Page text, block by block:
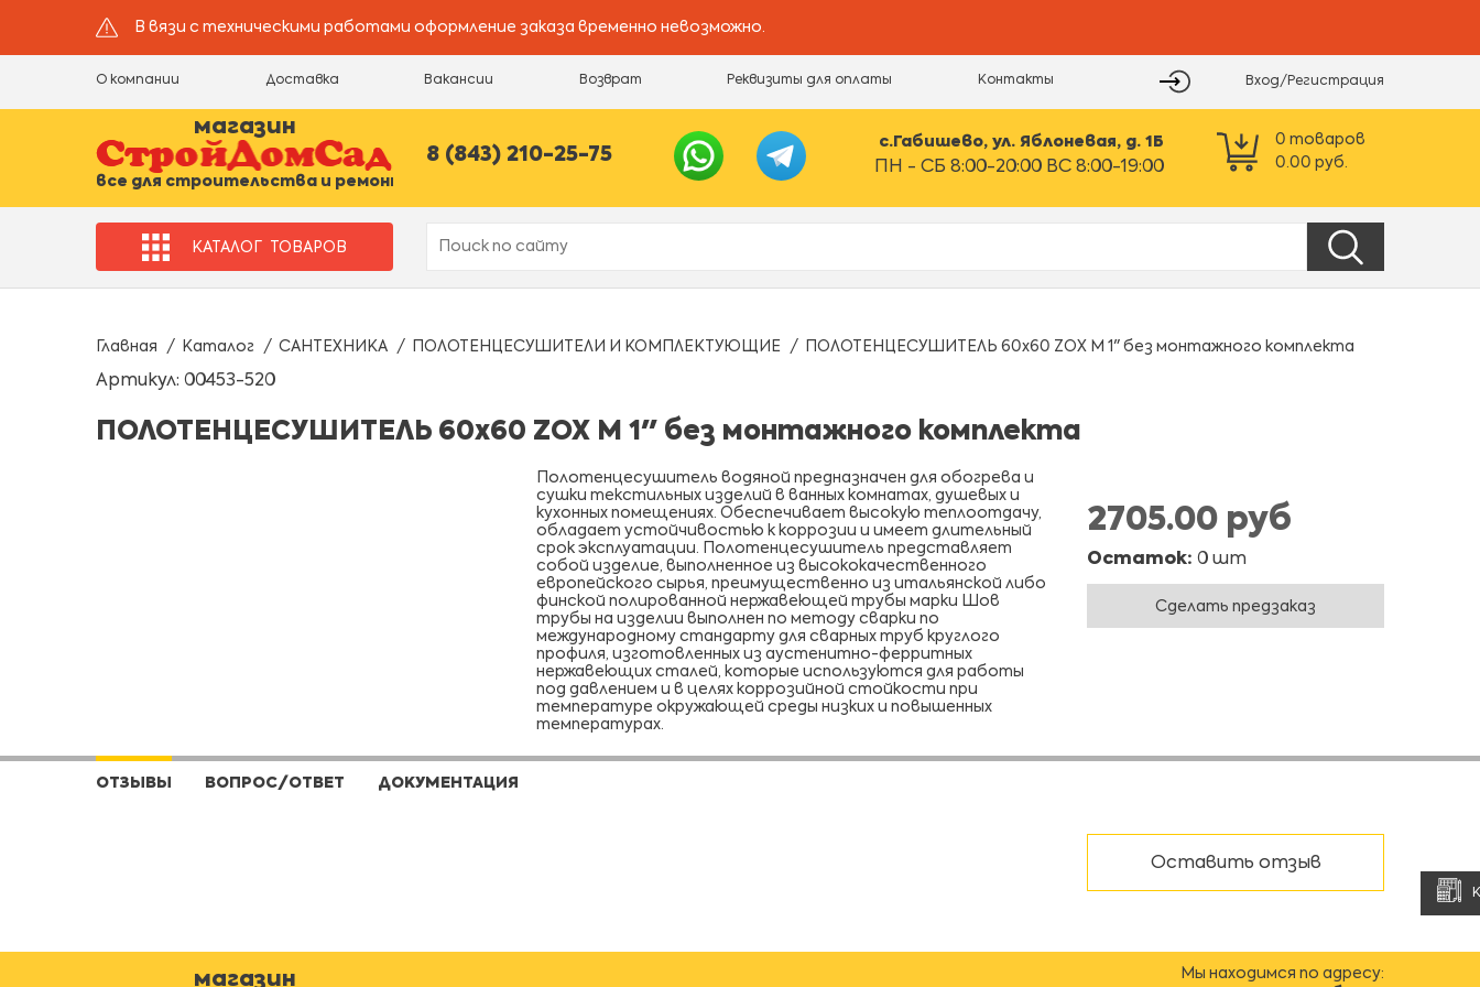
В вязи с техническими работами оформление заказа временно невозможно.
О компании Доставка Вакансии Возврат Реквизиты для оплаты Контакты Вход/Регистрация
магазин
все для строительства и ремонта
8 (843) 210-25-75
с.Габишево, ул. Яблоневая, д. 1Б
ПН - СБ 8:00-20:00 ВС 8:00-19:00
0 товаров
0.00 руб.
КАТАЛОГ ТОВАРОВ
Главная Каталог САНТЕХНИКА ПОЛОТЕНЦЕСУШИТЕЛИ И КОМПЛЕКТУЮЩИЕ ПОЛОТЕНЦЕСУШИТЕЛЬ 60х60 ZOX M 1" без монтажного комплекта
Артикул: 00453-520
ПОЛОТЕНЦЕСУШИТЕЛЬ 60х60 ZOX M 1" без монтажного комплекта
Полотенцесушитель водяной предназначен для обогрева и
сушки текстильных изделий в ванных комнатах, душевых и
кухонных помещениях. Обеспечивает высокую теплоотдачу,
обладает устойчивостью к коррозии и имеет длительный
срок эксплуатации. Полотенцесушитель представляет
собой изделие, выполненное из высококачественного
европейского сырья, преимущественно из итальянской либо
финской полированной нержавеющей трубы марки Шов
трубы на изделии выполнен по методу сварки по
международному стандарту для сварных труб круглого
профиля, изготовленных из аустенитно-ферритных
нержавеющих сталей, которые используются для работы
под давлением и в целях коррозийной стойкости при
температуре окружающей среды низких и повышенных
температурах.
2705.00 руб
Остаток: 0 шт
Сделать предзаказ
ОТЗЫВЫ ВОПРОС/ОТВЕТ ДОКУМЕНТАЦИЯ
Оставить отзыв
магазин
Мы находимся по адресу: